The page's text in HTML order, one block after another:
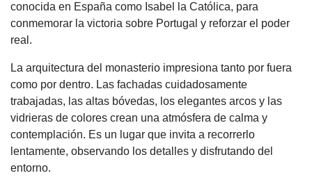
conocida en España como Isabel la Católica, para
conmemorar la victoria sobre Portugal y reforzar el poder
real.
La arquitectura del monasterio impresiona tanto por fuera
como por dentro. Las fachadas cuidadosamente
trabajadas, las altas bóvedas, los elegantes arcos y las
vidrieras de colores crean una atmósfera de calma y
contemplación. Es un lugar que invita a recorrerlo
lentamente, observando los detalles y disfrutando del
entorno.